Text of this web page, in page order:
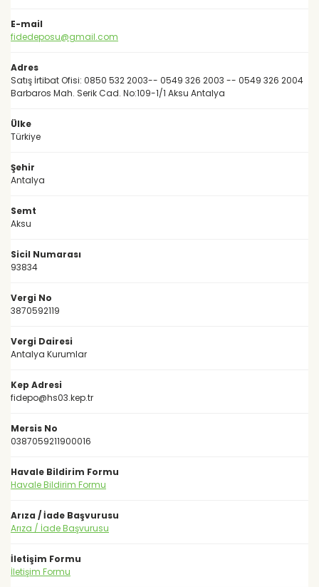
E-mail
fidedeposu@gmail.com
Adres
Satış İrtibat Ofisi: 0850 532 2003-- 0549 326 2003 -- 0549 326 2004
Barbaros Mah. Serik Cad. No:109-1/1 Aksu Antalya
Ülke
Türkiye
Şehir
Antalya
Semt
Aksu
Sicil Numarası
93834
Vergi No
3870592119
Vergi Dairesi
Antalya Kurumlar
Kep Adresi
fidepo@hs03.kep.tr
Mersis No
0387059211900016
Havale Bildirim Formu
Havale Bildirim Formu
Arıza / İade Başvurusu
Arıza / İade Başvurusu
İletişim Formu
İletişim Formu